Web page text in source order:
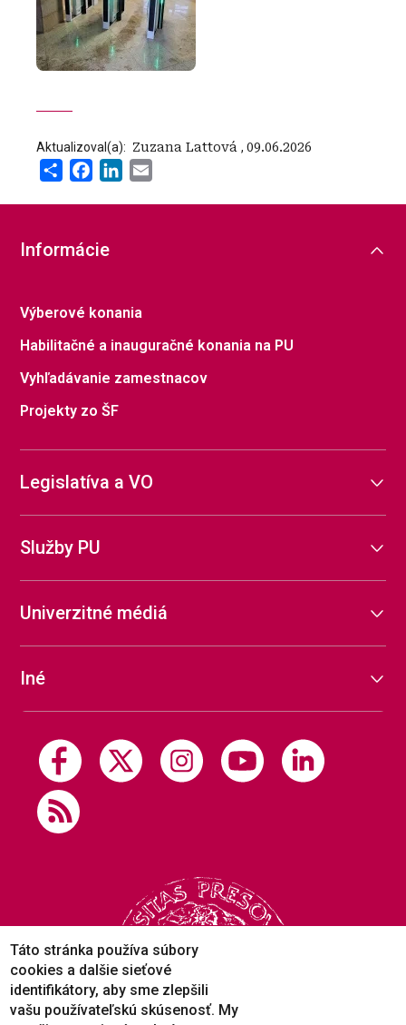
Aktualizoval(a): ‍ Zuzana Lattová , 09.06.2026
Share FacebookLinkedIn
Informácie
Výberové konania
Habilitačné a inauguračné konania na PU
Vyhľadávanie zamestnacov
Projekty zo ŠF
Legislatíva a VO
Služby PU
Univerzitné médiá
Iné
Táto stránka používa súbory
cookies a dalšie sieťové
identifikátory, aby sme zlepšili
vašu používateľskú skúsenosť. My